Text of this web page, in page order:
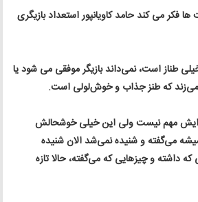
فکر می کند حامد کاویانپور استعداد بازیگری
طناز است، نمی‌داند بازیگر موفقی می ‌شود یا
که طنز جذاب و خوش‌لولی است.
مهم نیست ولی این خیلی خوشحالش
می‌گفته و شنیده نمی‌شد الان شنیده
داشته و چیزهایی که می‌گفته، حالا تازه